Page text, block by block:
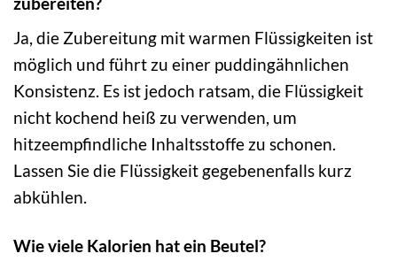
Ja, die Zubereitung mit warmen Flüssigkeiten ist
möglich und führt zu einer puddingähnlichen
Konsistenz. Es ist jedoch ratsam, die Flüssigkeit
nicht kochend heiß zu verwenden, um
hitzeempfindliche Inhaltsstoffe zu schonen.
Lassen Sie die Flüssigkeit gegebenenfalls kurz
abkühlen.
Wie viele Kalorien hat ein Beutel?